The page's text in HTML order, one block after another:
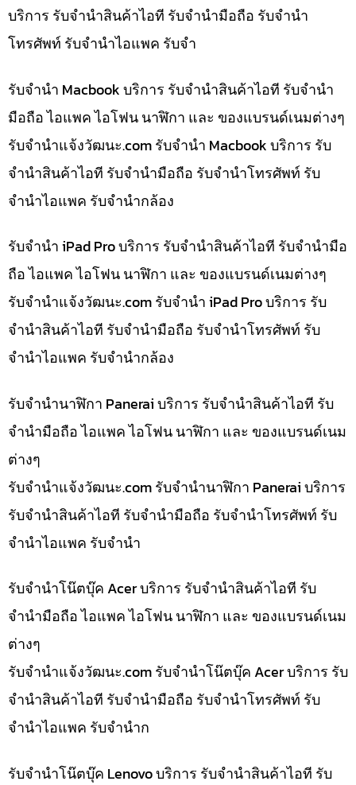
บริการ รับจำนำสินค้าไอที รับจำนำมือถือ รับจำนำ
โทรศัพท์ รับจำนำไอแพค รับจำ
รับจำนำ Macbook บริการ รับจำนำสินค้าไอที รับจำนำ
มือถือ ไอแพค ไอโฟน นาฬิกา และ ของแบรนด์เนมต่างๆ
รับจํานําแจ้งวัฒนะ.com รับจำนำ Macbook บริการ รับ
จำนำสินค้าไอที รับจำนำมือถือ รับจำนำโทรศัพท์ รับ
จำนำไอแพค รับจำนำกล้อง
รับจำนำ iPad Pro บริการ รับจำนำสินค้าไอที รับจำนำมือ
ถือ ไอแพค ไอโฟน นาฬิกา และ ของแบรนด์เนมต่างๆ
รับจํานําแจ้งวัฒนะ.com รับจำนำ iPad Pro บริการ รับ
จำนำสินค้าไอที รับจำนำมือถือ รับจำนำโทรศัพท์ รับ
จำนำไอแพค รับจำนำกล้อง
รับจำนำนาฬิกา Panerai บริการ รับจำนำสินค้าไอที รับ
จำนำมือถือ ไอแพค ไอโฟน นาฬิกา และ ของแบรนด์เนม
ต่างๆ
รับจํานําแจ้งวัฒนะ.com รับจำนำนาฬิกา Panerai บริการ
รับจำนำสินค้าไอที รับจำนำมือถือ รับจำนำโทรศัพท์ รับ
จำนำไอแพค รับจำนำ
รับจำนำโน๊ตบุ๊ค Acer บริการ รับจำนำสินค้าไอที รับ
จำนำมือถือ ไอแพค ไอโฟน นาฬิกา และ ของแบรนด์เนม
ต่างๆ
รับจํานําแจ้งวัฒนะ.com รับจำนำโน๊ตบุ๊ค Acer บริการ รับ
จำนำสินค้าไอที รับจำนำมือถือ รับจำนำโทรศัพท์ รับ
จำนำไอแพค รับจำนำก
รับจำนำโน๊ตบุ๊ค Lenovo บริการ รับจำนำสินค้าไอที รับ